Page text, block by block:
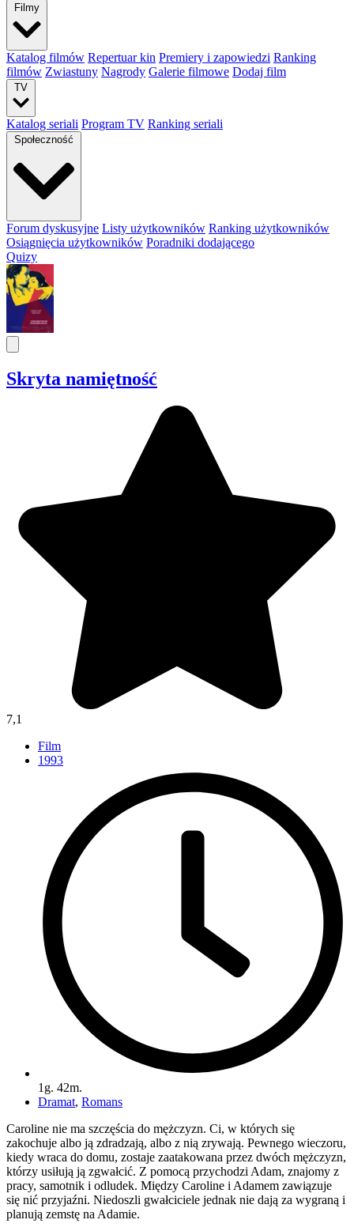
Filmy
Katalog filmów Repertuar kin Premiery i zapowiedzi Ranking
filmów Zwiastuny Nagrody Galerie filmowe Dodaj film
TV
Katalog seriali Program TV Ranking seriali
Społeczność
Forum dyskusyjne Listy użytkowników Ranking użytkowników
Osiągnięcia użytkowników Poradniki dodającego
Quizy
Skryta namiętność
7,1
Film
1993
1g. 42m.
Dramat, Romans
Caroline nie ma szczęścia do mężczyzn. Ci, w których się
zakochuje albo ją zdradzają, albo z nią zrywają. Pewnego wieczoru,
kiedy wraca do domu, zostaje zaatakowana przez dwóch mężczyzn,
którzy usiłują ją zgwałcić. Z pomocą przychodzi Adam, znajomy z
pracy, samotnik i odludek. Między Caroline i Adamem zawiązuje
się nić przyjaźni. Niedoszli gwałciciele jednak nie dają za wygraną i
planują zemstę na Adamie.